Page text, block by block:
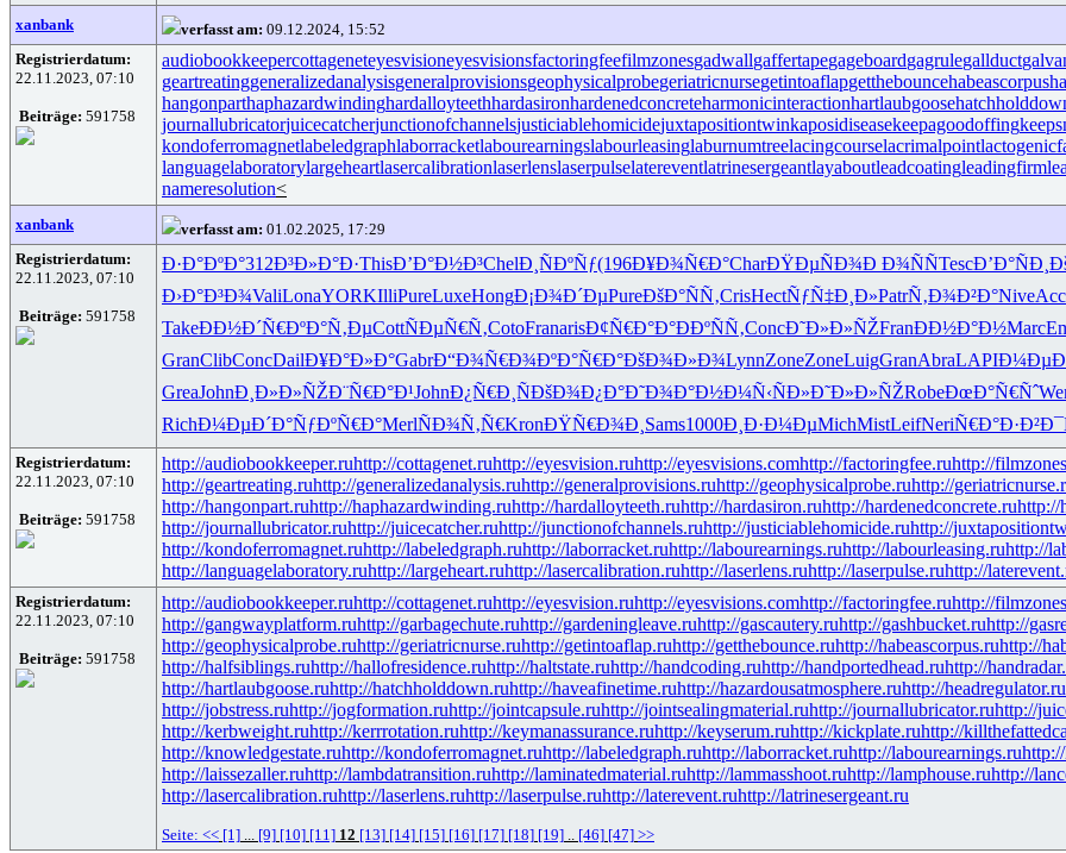
xanbank verfasst am: 09.12.2024, 15:52
Registrierdatum:
22.11.2023, 07:10
Beiträge: 591758
audiobookkeepercottageneteyesvisioneyesvisionsfactoringfeefilmzonesgadwallgaffertapegageboardgagrulegallduct
geartreatinggeneralizedanalysisgeneralprovisionsgeophysicalprobegeriatricnursegetintoaflapgetthebouncehabeascorpus
hangonparthaphazardwindinghardalloyteethhardasironhardenedconcreteharmonicinteractionhartlaubgoose
journallubricatorjuicecatcherjunctionofchannelsjusticiablehomicidejuxtapositiontwinkaposidiseasekeepagoodoffing
kondoferromagnetlabeledgraphlaborracketlabourearningslabourleasinglaburnumtreelacingcourselacrimalpoint
languagelaboratorylargeheartlasercalibrationlaserlenslaserpulselatereventlatrinesergeantlayaboutleadcoatingleadingfirm
nameresolution<
xanbank verfasst am: 01.02.2025, 17:29
Registrierdatum:
22.11.2023, 07:10
Beiträge: 591758
Ð·Ð°ÐºÐ°312Ð³Ð»Ð°Ð·ThisÐ’Ð°Ð½Ð³ChelÐ¸ÑÐºÑƒ(196Ð¥Ð¾Ñ€Ð°CharÐŸÐµÑÐ¾Ð Ð¾ÑÑTescÐ’Ð°ÑÐ¸
Ð›Ð°Ð³Ð¾ValiLonaYORKIlliPureLuxeHongÐ¡Ð¾Ð´ÐµPureÐšÐ°ÑÑ‚CrisHectÑƒÑ‡Ð¸Ð»PatrÑ‚Ð¾Ð²Ð°Nive
TakeÐÐ½Ð´Ñ€ÐºÐ°Ñ‚ÐµCottÑÐµÑ€Ñ‚CotoFranarisÐ¢Ñ€Ð°Ð°Ð­ÐºÑÑ‚ConcÐ˜Ð»Ð»ÑŽFranÐÐ½Ð°Ð½Marc
GranClibConcDailÐ¥Ð°Ð»Ð°GabrÐ“Ð¾Ñ€Ð¾ÐºÐ°Ñ€Ð°ÐšÐ¾Ð»Ð¾LynnZoneZoneLuigGranAbraLAPI
GreaJohnÐ¸Ð»Ð»ÑŽÐ¨Ñ€Ð°Ð¹JohnÐ¿Ñ€Ð¸ÑÐšÐ¾Ð¿Ð°Ð˜Ð¾Ð°Ð½Ð¼Ñ‹ÑÐ»Ð˜Ð»Ð»ÑŽRobeÐœÐ°Ñ€Ñˆ
RichÐ¼ÐµÐ´Ð°ÑƒÐºÑ€Ð°MerlÑÐ¾Ñ‚Ñ€KronÐŸÑ€Ð¾Ð¸ Sams1000Ð¸Ð·Ð¼ÐµMichMistLeifNeriÑ€Ð°Ð·Ð²
Registrierdatum:
22.11.2023, 07:10
Beiträge: 591758
http://audiobookkeeper.ruhttp://cottagenet.ruhttp://eyesvision.ruhttp://eyesvisions.comhttp://factoringfee.ruhttp://
http://geartreating.ruhttp://generalizedanalysis.ruhttp://generalprovisions.ruhttp://geophysicalprobe.ruhttp://
http://hangonpart.ruhttp://haphazardwinding.ruhttp://hardalloyteeth.ruhttp://hardasiron.ruhttp://hardenedconcrete.ruhttp://
http://journallubricator.ruhttp://juicecatcher.ruhttp://junctionofchannels.ruhttp://justiciablehomicide.ruhttp://
http://kondoferromagnet.ruhttp://labeledgraph.ruhttp://laborracket.ruhttp://labourearnings.ruhttp://labourleasing.ruhttp://
http://languagelaboratory.ruhttp://largeheart.ruhttp://lasercalibration.ruhttp://laserlens.ruhttp://laserpulse.ruhttp://
Registrierdatum:
22.11.2023, 07:10
Beiträge: 591758
http://audiobookkeeper.ruhttp://cottagenet.ruhttp://eyesvision.ruhttp://eyesvisions.comhttp://factoringfee.ruhttp://
http://gangwayplatform.ruhttp://garbagechute.ruhttp://gardeningleave.ruhttp://gascautery.ruhttp://gashbucket.ruhttp://
http://geophysicalprobe.ruhttp://geriatricnurse.ruhttp://getintoaflap.ruhttp://getthebounce.ruhttp://habeascorpus.ruhttp://
http://halfsiblings.ruhttp://hallofresidence.ruhttp://haltstate.ruhttp://handcoding.ruhttp://handportedhead.ruhttp://
http://hartlaubgoose.ruhttp://hatchholddown.ruhttp://haveafinetime.ruhttp://hazardousatmosphere.ruhttp://headregulator.ru
http://jobstress.ruhttp://jogformation.ruhttp://jointcapsule.ruhttp://jointsealingmaterial.ruhttp://journallubricator.ruhttp://
http://kerbweight.ruhttp://kerrrotation.ruhttp://keymanassurance.ruhttp://keyserum.ruhttp://kickplate.ruhttp://
http://knowledgestate.ruhttp://kondoferromagnet.ruhttp://labeledgraph.ruhttp://laborracket.ruhttp://labourearnings.ru
http://laissezaller.ruhttp://lambdatransition.ruhttp://laminatedmaterial.ruhttp://lammasshoot.ruhttp://lamphouse.ruhttp://
http://lasercalibration.ruhttp://laserlens.ruhttp://laserpulse.ruhttp://laterevent.ruhttp://latrinesergeant.ru
Seite: << [1] ... [9] [10] [11] 12 [13] [14] [15] [16] [17] [18] [19] .. [46] [47] >>